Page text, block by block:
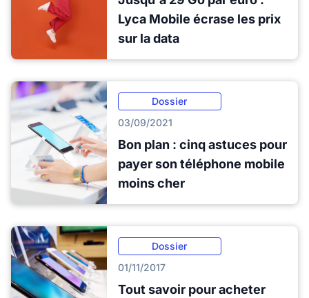
Lyca Mobile écrase les prix
sur la data
Dossier
03/09/2021
Bon plan : cinq astuces pour
payer son téléphone mobile
moins cher
Dossier
01/11/2017
Tout savoir pour acheter